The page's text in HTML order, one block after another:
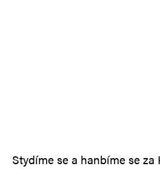
Stydíme se a hanbíme se